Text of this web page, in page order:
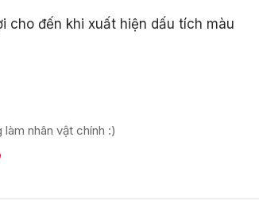
cho đến khi xuất hiện dấu tích màu
nhân vật chính :)
Pinterest